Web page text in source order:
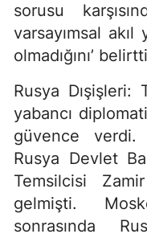
sorusu
varsayımsal
olmadığını’
Rusya
yabancı
güvence
Rusya Devlet
Temsilcisi
gelmişti.
sonrasında